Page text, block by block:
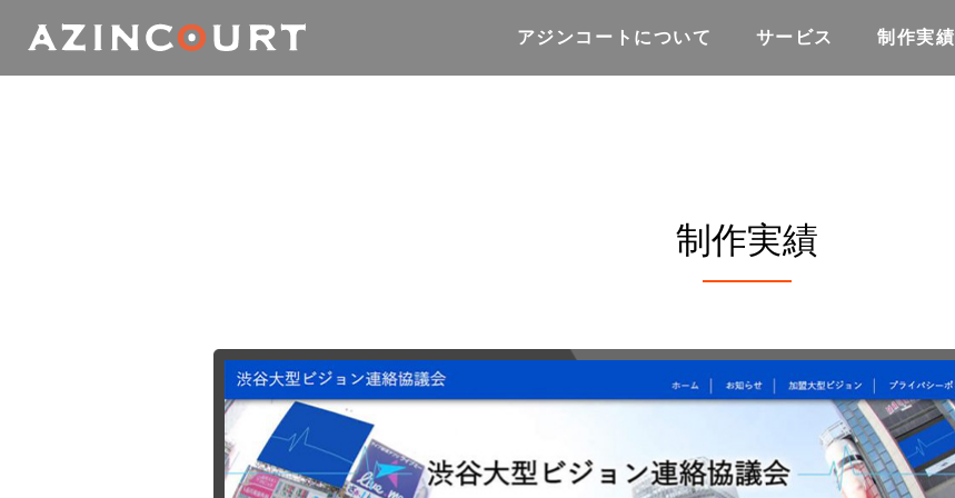
アジンコートについて サービス 制作実績
制作実績